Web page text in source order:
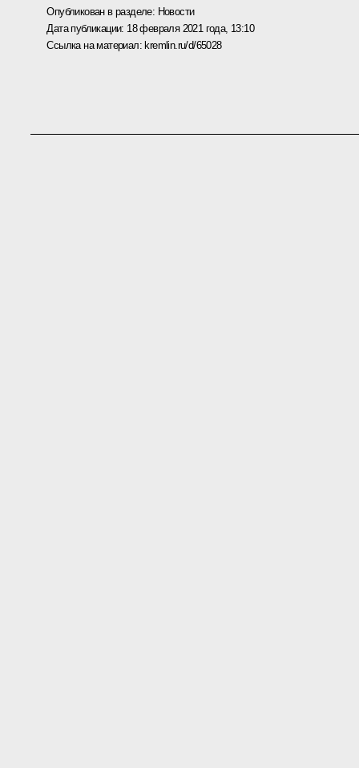
Опубликован в разделе: Новости
Дата публикации: 18 февраля 2021 года, 13:10
Ссылка на материал: kremlin.ru/d/65028